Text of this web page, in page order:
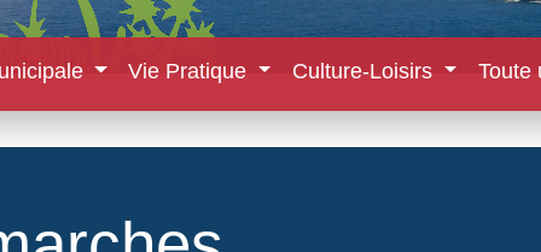
Vie Pratique Culture-Loisirs Toute